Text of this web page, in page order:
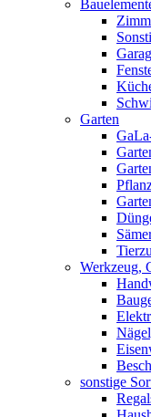
Garten
Werkzeug,
sonstige